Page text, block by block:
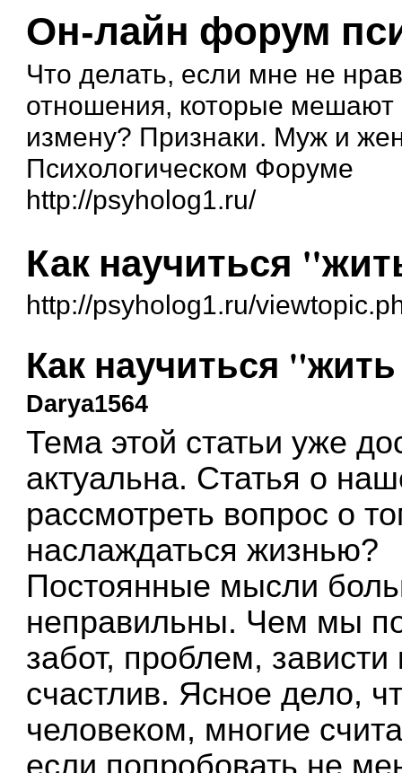
Он-лайн форум
Что делать, если мне не
отношения, которые
измену? Признаки. Муж и
Психологическом Форуме
http://psyholog1.ru/
Как научиться
http://psyholog1.ru/
Как научиться
Darya1564
Тема этой статьи уже
актуальна. Статья о
рассмотреть вопрос о
наслаждаться жизнью?
Постоянные мысли
неправильны. Чем мы
забот, проблем,
счастлив. Ясное дело,
человеком, многие
если попробовать не